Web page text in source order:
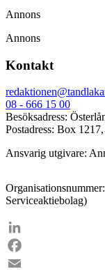
Annons
Annons
Kontakt
08 - 666 15 00
Besöksadress:
Postadress: Box
Ansvarig utgivare:
Serviceaktiebolag)
LinkedIn
Facebook